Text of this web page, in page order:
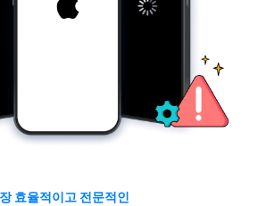
효율적이고 전문적인